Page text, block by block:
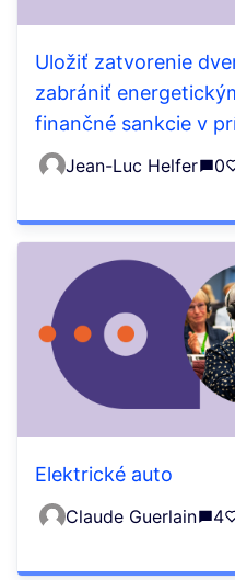
Uložiť zatvorenie
zabrániť
finančné sankcie v
Jean-Luc Helfer 0
Elektrické auto
Claude Guerlain 4